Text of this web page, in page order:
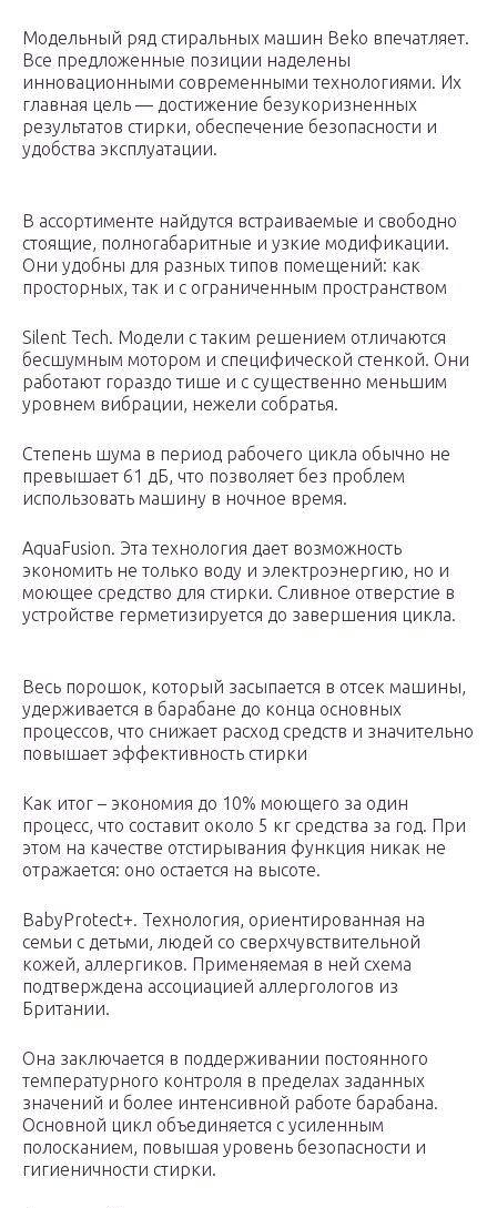
Модельный ряд стиральных машин Beko впечатляет.
Все предложенные позиции наделены
инновационными современными технологиями. Их
главная цель — достижение безукоризненных
результатов стирки, обеспечение безопасности и
удобства эксплуатации.
В ассортименте найдутся встраиваемые и свободно
стоящие, полногабаритные и узкие модификации.
Они удобны для разных типов помещений: как
просторных, так и с ограниченным пространством
Silent Tech. Модели с таким решением отличаются
бесшумным мотором и специфической стенкой. Они
работают гораздо тише и с существенно меньшим
уровнем вибрации, нежели собратья.
Степень шума в период рабочего цикла обычно не
превышает 61 дБ, что позволяет без проблем
использовать машину в ночное время.
AquaFusion. Эта технология дает возможность
экономить не только воду и электроэнергию, но и
моющее средство для стирки. Сливное отверстие в
устройстве герметизируется до завершения цикла.
Весь порошок, который засыпается в отсек машины,
удерживается в барабане до конца основных
процессов, что снижает расход средств и значительно
повышает эффективность стирки
Как итог – экономия до 10% моющего за один
процесс, что составит около 5 кг средства за год. При
этом на качестве отстирывания функция никак не
отражается: оно остается на высоте.
BabyProtect+. Технология, ориентированная на
семьи с детьми, людей со сверхчувствительной
кожей, аллергиков. Применяемая в ней схема
подтверждена ассоциацией аллергологов из
Британии.
Она заключается в поддерживании постоянного
температурного контроля в пределах заданных
значений и более интенсивной работе барабана.
Основной цикл объединяется с усиленным
полосканием, повышая уровень безопасности и
гигиеничности стирки.